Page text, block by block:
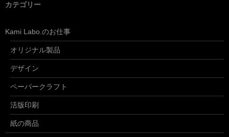
カテゴリー
Kami Labo.のお仕事
オリジナル製品
デザイン
ペーパークラフト
活版印刷
紙の商品